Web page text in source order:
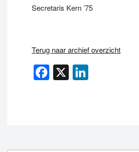
Secretaris Kern ’75
Terug naar archief overzicht
Facebook
X